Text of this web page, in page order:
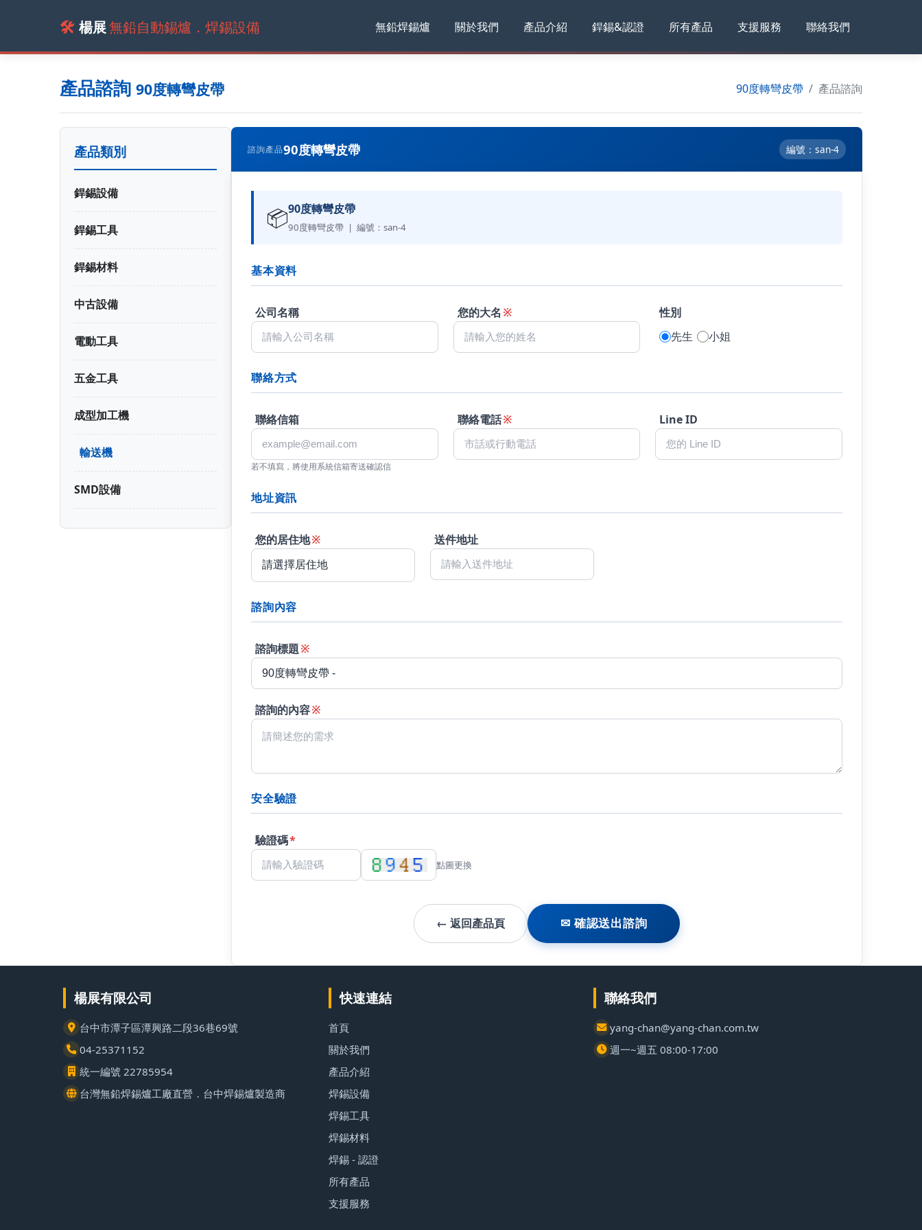
🛠️ 楊展無鉛自動錫爐．焊錫設備 無鉛焊錫爐 關於我們 產品介紹 銲錫&認證 所有產品 支援服務 聯絡我們
產品諮詢 90度轉彎皮帶 90度轉彎皮帶 產品諮詢
產品類別
銲錫設備
銲錫工具
銲錫材料
中古設備
電動工具
五金工具
成型加工機
輸送機
SMD設備
諮詢產品90度轉彎皮帶 編號：san-4
📦90度轉彎皮帶
90度轉彎皮帶 | 編號：san-4
基本資料
公司名稱 您的大名 ※
性別
先生
小姐
聯絡方式
聯絡信箱
若不填寫，將使用系統信箱寄送確認信
聯絡電話※ Line ID
地址資訊
您的居住地※ 送件地址
諮詢內容
諮詢標題※
諮詢的內容※
安全驗證
驗證碼*
點圖更換
← 返回產品頁 ✉ 確認送出諮詢
楊展有限公司
台中市潭子區潭興路二段36巷69號
04-25371152
統一編號 22785954
台灣無鉛焊錫爐工廠直營．台中焊錫爐製造商
快速連結
首頁
關於我們
產品介紹
焊錫設備
焊錫工具
焊錫材料
焊錫 - 認證
所有產品
支援服務
聯絡我們
yang-chan@yang-chan.com.tw
週一~週五 08:00-17:00